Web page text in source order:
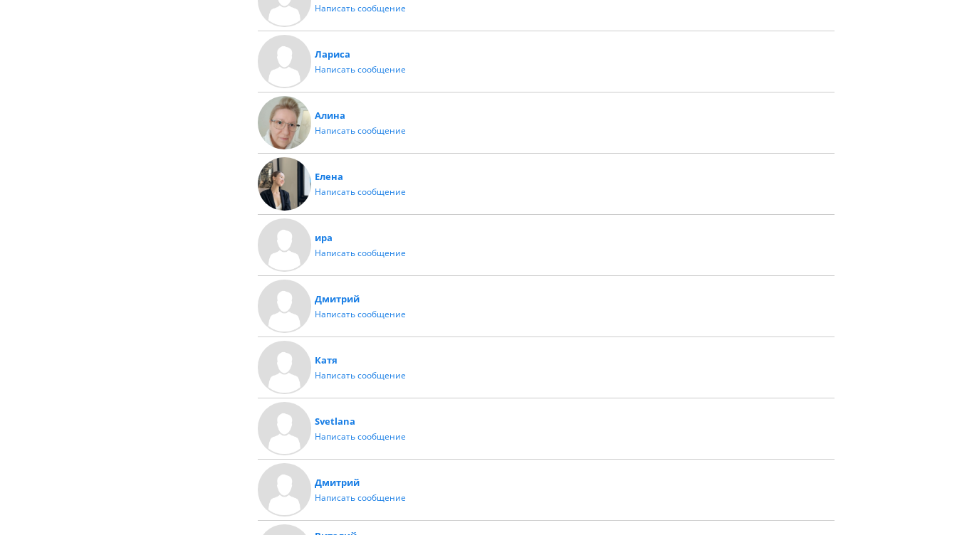
Написать сообщение
Лариса
Написать сообщение
Алина
Написать сообщение
Елена
Написать сообщение
ира
Написать сообщение
Дмитрий
Написать сообщение
Катя
Написать сообщение
Svetlana
Написать сообщение
Дмитрий
Написать сообщение